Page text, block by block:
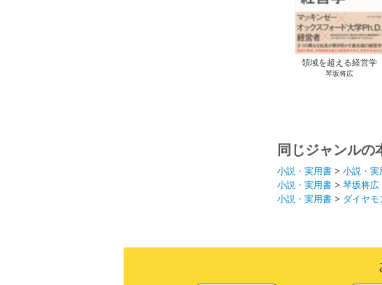
領域を超える経営学
琴坂将広
同じジャンルの
小説・実用書 > 小説・実
小説・実用書 > 琴坂将広
小説・実用書 > ダイヤモ